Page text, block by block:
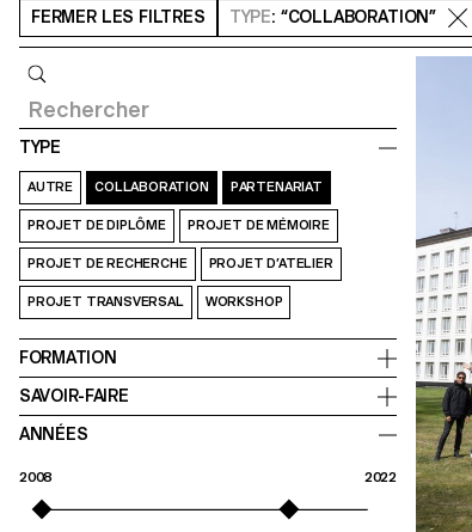
FERMER LES FILTRES TYPE: “COLLABORATION”
TYPE
AUTRE COLLABORATION PARTENARIAT
PROJET DE DIPLÔME PROJET DE MÉMOIRE
PROJET DE RECHERCHE PROJET D’ATELIER
PROJET TRANSVERSAL WORKSHOP
FORMATION
SAVOIR-FAIRE
ANNÉES
2008 2022